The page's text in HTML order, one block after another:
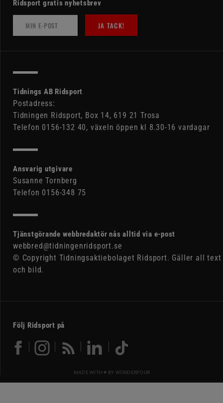
Ridsport gratis nyhetsbrev
JA TACK!
Tidnings AB Ridsport
Postadress:
Tidningen Ridsport, Box 14, 619 21 Trosa
Telefon 0156-132 40, växeln öppen kl 8.30-16 vardagar
Ansvarig utgivare
Susanne Tornberg
Telefon 0156-348 75
Tjänstgörande webbredaktör nås alltid via e-post
webbred@tidningenridsport.se
© Copyright Tidningsaktiebolaget Ridsport. Gäller all text
och bild.
Följ Ridsport på
MADE WITH ♥ BY WONDERFOUR